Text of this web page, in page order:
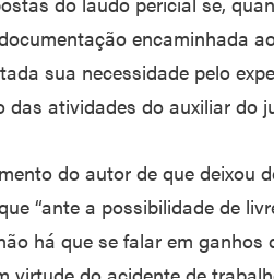
encaminhada
sua necessidade pelo
atividades do auxiliar do
do autor de que deixou
“ante a possibilidade de
há que se falar em ganhos